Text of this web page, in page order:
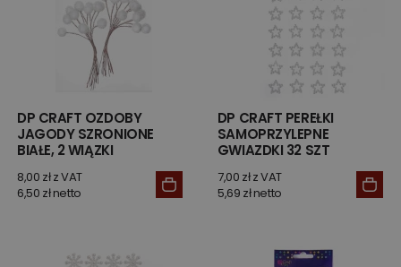
DP CRAFT OZDOBY
JAGODY SZRONIONE
BIAŁE, 2 WIĄZKI
8,00 zł z VAT
6,50 zł netto
DP CRAFT PEREŁKI
SAMOPRZYLEPNE
GWIAZDKI 32 SZT
7,00 zł z VAT
5,69 zł netto